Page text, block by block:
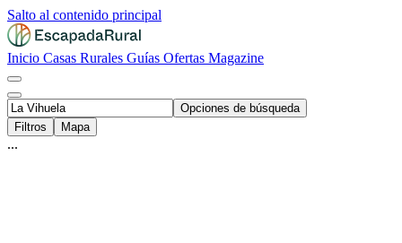
Salto al contenido principal
Inicio Casas Rurales Guías Ofertas Magazine
Opciones de búsqueda
Filtros
Mapa
...